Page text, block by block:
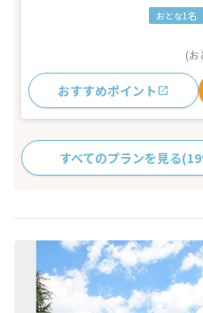
おとな1名
(お
おすすめポイント
すべてのプランを見る